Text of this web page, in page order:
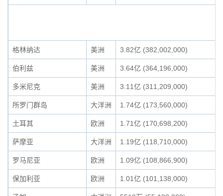
格林纳达 美洲 3.82亿 (382,002,000)
伯利兹 美洲 3.64亿 (364,196,000)
多米尼克 美洲 3.11亿 (311,209,000)
所罗门群岛 大洋洲 1.74亿 (173,560,000)
土耳其 欧洲 1.71亿 (170,698,200)
萨摩亚 大洋洲 1.19亿 (118,710,000)
罗马尼亚 欧洲 1.09亿 (108,866,900)
保加利亚 欧洲 1.01亿 (101,138,000)